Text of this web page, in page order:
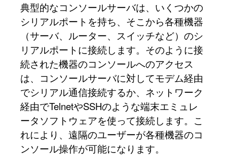
典型的なコンソールサーバは、いくつかの
シリアルポートを持ち、そこから各種機器
（サーバ、ルーター、スイッチなど）のシ
リアルポートに接続します。そのように接
続された機器のコンソールへのアクセス
は、コンソールサーバに対してモデム経由
でシリアル通信接続するか、ネットワーク
経由でTelnetやSSHのような端末エミュレ
ータソフトウェアを使って接続します。こ
れにより、遠隔のユーザーが各種機器のコ
ンソール操作が可能になります。